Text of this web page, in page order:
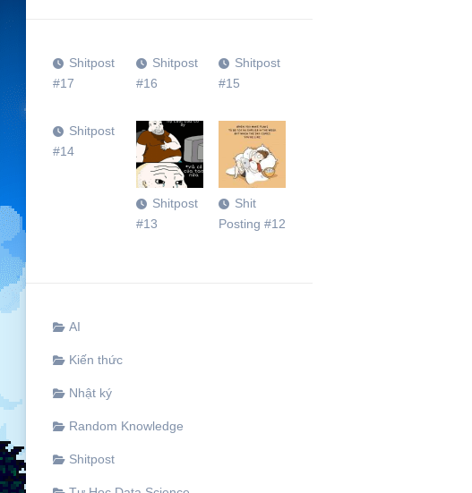
Shitpost
#17
Shitpost
#16
Shitpost
#15
Shitpost
#14
Shitpost
#13
Shit
Posting #12
AI
Kiến thức
Nhật ký
Random Knowledge
Shitpost